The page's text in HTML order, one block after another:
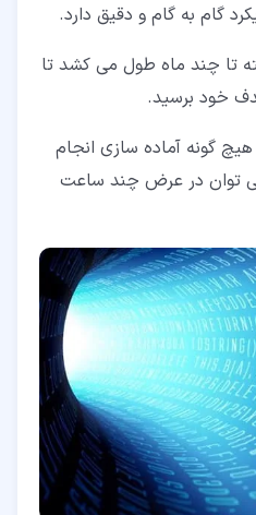
گام به گام و دقیق دارد.
تا چند ماه طول می کشد تا
خود برسید.
گونه آماده سازی انجام
توان در عرض چند ساعت